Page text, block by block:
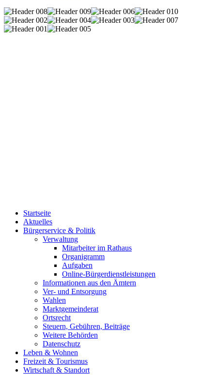
Startseite
Aktuelles
Bürgerservice & Politik
Verwaltung
Mitarbeiter im Rathaus
Organigramm
Aufgaben
Online-Bürgerdienstleistungen
Informationen aus den Ämtern
Ver- und Entsorgung
Wahlen
Marktgemeinderat
Ortsrecht
Steuern, Gebühren, Beiträge
Weitere Behörden
Datenschutz
Leben & Wohnen
Freizeit & Tourismus
Wirtschaft & Standort